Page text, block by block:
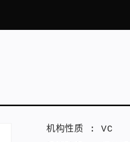
机构性质 : VC